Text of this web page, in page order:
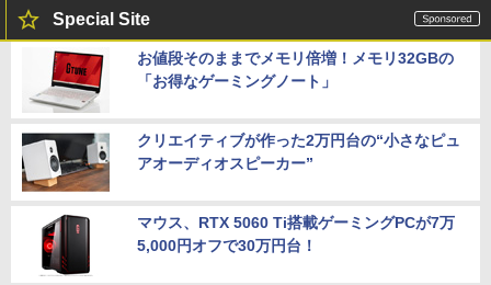
Special Site
お値段そのままでメモリ倍増！メモリ32GBの
「お得なゲーミングノート」
クリエイティブが作った2万円台の“小さなピュ
アオーディオスピーカー”
マウス、RTX 5060 Ti搭載ゲーミングPCが7万
5,000円オフで30万円台！